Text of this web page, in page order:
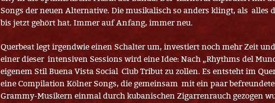
Songs der neuen Alternative. Die musikalisch so anders klingt, als alles
bis jetzt gehört hat. Immer auf Anfang, immer neu.
Querbeat legt irgendwie einen Schalter um, investiert noch mehr Zeit
einer dieser intensiven Sessions wird eine Idee: Nach „Rhythms del
eigenem Stil Buena Vista Social Club Tribut zu zollen. Es entsteht im
eine Compilation Kölner Songs, die gemeinsam mit ein paar
Grammy-Musikern einmal durch kubanischen Zigarrenrauch gezogen